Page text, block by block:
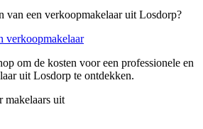
van een verkoopmakelaar uit Losdorp?
verkoopmakelaar
om de kosten voor een professionele en
uit Losdorp te ontdekken.
makelaars uit